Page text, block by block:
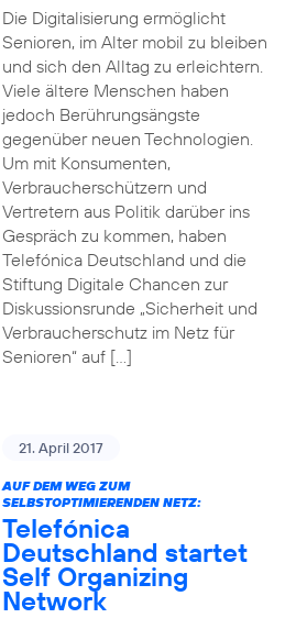
Die Digitalisierung ermöglicht
Senioren, im Alter mobil zu bleiben
und sich den Alltag zu erleichtern.
Viele ältere Menschen haben
jedoch Berührungsängste
gegenüber neuen Technologien.
Um mit Konsumenten,
Verbraucherschützern und
Vertretern aus Politik darüber ins
Gespräch zu kommen, haben
Telefónica Deutschland und die
Stiftung Digitale Chancen zur
Diskussionsrunde „Sicherheit und
Verbraucherschutz im Netz für
Senioren“ auf […]
21. April 2017
AUF DEM WEG ZUM
SELBSTOPTIMIERENDEN NETZ:
Telefónica
Deutschland startet
Self Organizing
Network